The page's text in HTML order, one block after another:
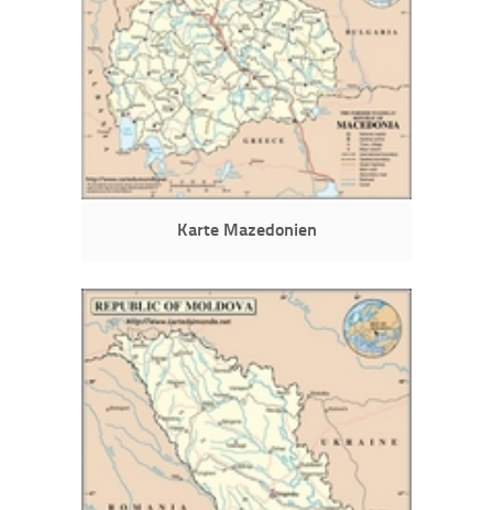
Karte Mazedonien